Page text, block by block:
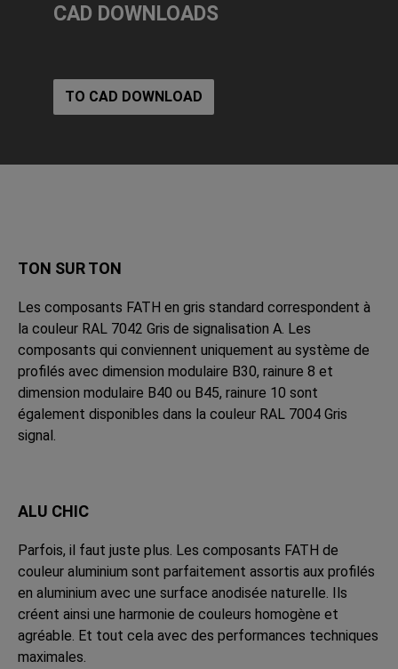
CAD DOWNLOADS
TO CAD DOWNLOAD
TON SUR TON
Les composants FATH en gris standard correspondent à
la couleur RAL 7042 Gris de signalisation A. Les
composants qui conviennent uniquement au système de
profilés avec dimension modulaire B30, rainure 8 et
dimension modulaire B40 ou B45, rainure 10 sont
également disponibles dans la couleur RAL 7004 Gris
signal.
ALU CHIC
Parfois, il faut juste plus. Les composants FATH de
couleur aluminium sont parfaitement assortis aux profilés
en aluminium avec une surface anodisée naturelle. Ils
créent ainsi une harmonie de couleurs homogène et
agréable. Et tout cela avec des performances techniques
maximales.